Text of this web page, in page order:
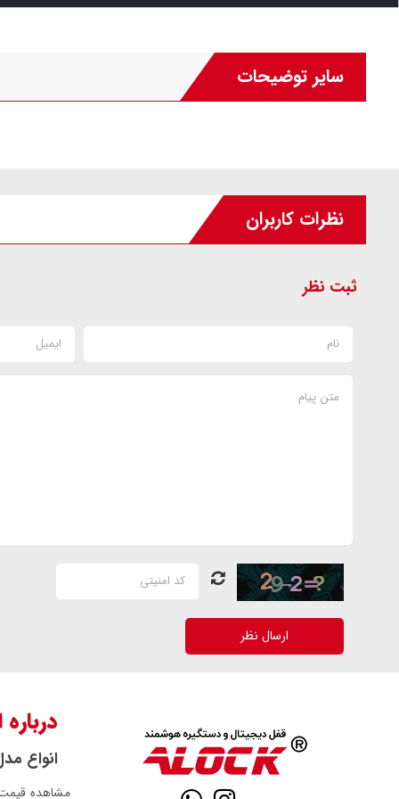
سایر توضیحات
نظرات کاربران
ثبت نظر
ارسال نظر
انواع
مشاهده